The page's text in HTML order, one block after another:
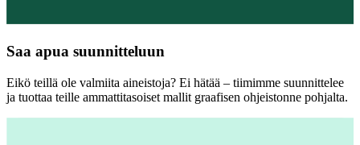
Saa apua suunnitteluun
Eikö teillä ole valmiita aineistoja? Ei hätää – tiimimme suunnittelee
ja tuottaa teille ammattitasoiset mallit graafisen ohjeistonne pohjalta.